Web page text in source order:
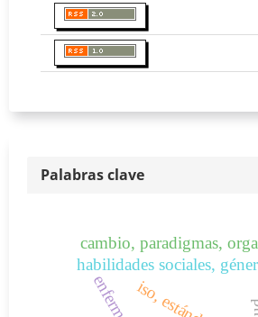
Palabras clave
habilidades sociales,
cambio, paradigmas,